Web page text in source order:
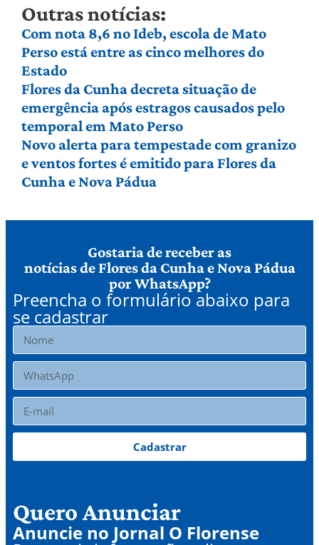
Outras notícias:
Com nota 8,6 no Ideb, escola de Mato
Perso está entre as cinco melhores do
Estado
Flores da Cunha decreta situação de
emergência após estragos causados pelo
temporal em Mato Perso
Novo alerta para tempestade com granizo
e ventos fortes é emitido para Flores da
Cunha e Nova Pádua
Gostaria de receber as
notícias de Flores da Cunha e Nova Pádua
por WhatsApp?
Preencha o formulário abaixo para
se cadastrar
Cadastrar
Quero Anunciar
Anuncie no Jornal O Florense